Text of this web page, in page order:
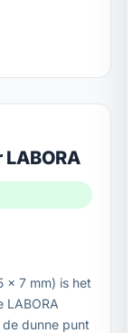
x 7 mm) is het
LABORA
dunne punt